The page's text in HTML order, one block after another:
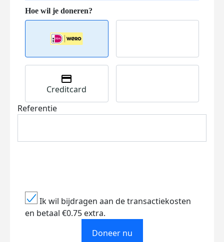
Creditcard
Referentie
Ik wil bijdragen aan de transactiekosten
en betaal €0.75 extra.
Doneer nu